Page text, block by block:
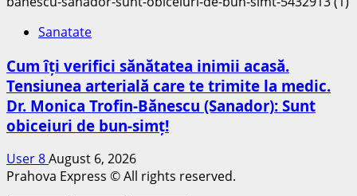
Sanatate
Cum îți verifici sănătatea inimii acasă.
Tensiunea arterială care te trimite la medic.
Dr. Monica Trofin-Bănescu (Sanador): Sunt
obiceiuri de bun-simț!
User 8August 6, 2026
Prahova Express © All rights reserved.